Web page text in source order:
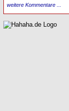
weitere Kommentare ...